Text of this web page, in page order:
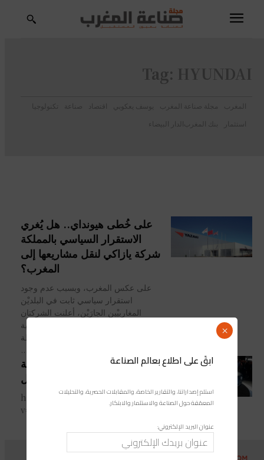
Tag: HYUNDAI
المغرب مجلة صناعة المغرب يوسف يعكوبي اقتصاد صناعة
تكنولوجيا
استثمار
بنك المغرب الدار البيضاء
على خُطى هيونداي.. هل يُغري
الاستقرار السياسي بالمملكة
شركة يازاكي لنقل مشاريعها إلى
المغرب؟
على عكس المغرب، وبسبب عدم وجود
استقرار سياسي ثابت في البلديْن
المغاربيْين الجارَيْن، أعلنت الشركتان
العالمِيّتان؛ يازاكي اليابانية وهيونداي الكورية
الجنوبية، عن نقل مشاريعهما المرتبطة
بقطاع صناعة السيارات في...
هيونداي تدهش عشاقها برباعية
دفع لم تطرح مثلها من قبل
https://www.youtube.com/watch?
v=-TPIRFlJ2VI
ابقَ على اطلاع بعالم الصناعة
استلم إصداراتنا، والتقارير الخاصة، والمقابلات الحصرية، والتحليلات
المعمّقة حول الصناعة والاستثمار والابتكار.
عنوان البريد الإلكتروني:
×